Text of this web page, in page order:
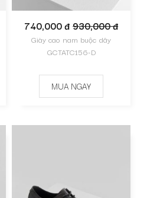
740,000 đ 930,000 đ
Giày cao nam buộc dây
GCTATC156-D
MUA NGAY